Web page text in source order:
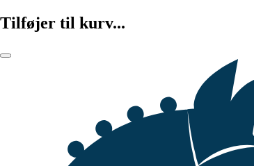
Tilføjer til kurv...